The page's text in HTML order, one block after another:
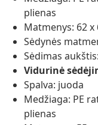
plienas
Matmenys: 62
Sėdynės
Sėdimas
Vidurinė
Spalva: juoda
Medžiaga: PE
plienas